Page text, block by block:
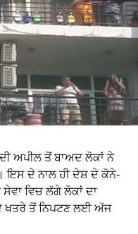
ਅਪੀਲ ਤੋਂ ਬਾਅਦ ਲੋਕਾਂ ਨੇ
ਇਸ ਦੇ ਨਾਲ ਹੀ ਦੇਸ਼ ਦੇ ਕੋਨੇ-
ਸੇਵਾ ਵਿਚ ਲੱਗੇ ਲੋਕਾਂ ਦਾ
ਖਤਰੇ ਤੋਂ ਨਿਪਟਣ ਲਈ ਅੱਜ